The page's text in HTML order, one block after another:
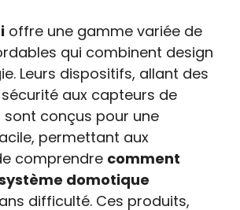
offre une gamme variée de
qui combinent design
Leurs dispositifs, allant des
aux capteurs de
conçus pour une
permettant aux
comprendre comment
domotique
difficulté. Ces produits,